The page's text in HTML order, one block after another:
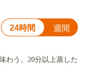
24時間 週間
わう、20分以上蒸した